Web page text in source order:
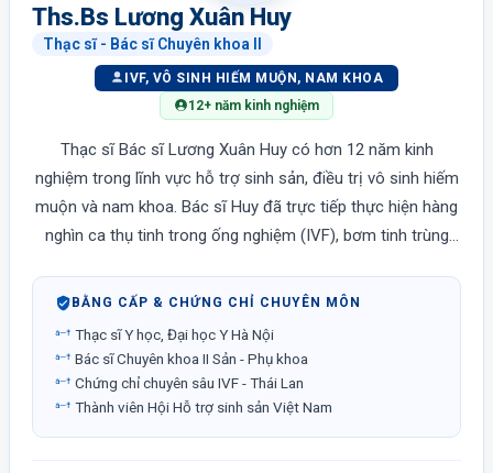
Ths.Bs Lương Xuân Huy
Thạc sĩ - Bác sĩ Chuyên khoa II
IVF, VÔ SINH HIẾM MUỘN, NAM KHOA
12+ năm kinh nghiệm
Thạc sĩ Bác sĩ Lương Xuân Huy có hơn 12 năm kinh
nghiệm trong lĩnh vực hỗ trợ sinh sản, điều trị vô sinh hiếm
muộn và nam khoa. Bác sĩ Huy đã trực tiếp thực hiện hàng
nghìn ca thụ tinh trong ống nghiệm (IVF), bơm tinh trùng
sâu về nam học, Bác sĩ Huy là một trong những chuyên gia
hợp vô sinh nam và hỗ trợ sinh sản công nghệ cao.
BẰNG CẤP & CHỨNG CHỈ CHUYÊN MÔN
Thạc sĩ Y học, Đại học Y Hà Nội
Bác sĩ Chuyên khoa II Sản - Phụ khoa
Chứng chỉ chuyên sâu IVF - Thái Lan
Thành viên Hội Hỗ trợ sinh sản Việt Nam